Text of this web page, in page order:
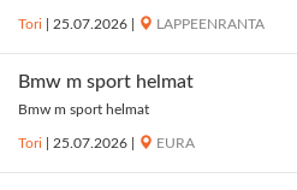
Tori 25.07.2026 LAPPEENRANTA
Bmw m sport helmat
Bmw m sport helmat
Tori 25.07.2026 EURA